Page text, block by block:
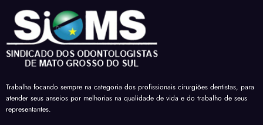
Dour
ados
receb
am a
ubrid
ade
r
terço
de
férias
sobre
verba
s
comp
o
uma
comi
Trabalha focando sempre na categoria dos profissionais cirurgiões dentistas, para
atender seus anseios por melhorias na qualidade de vida e do trabalho de seus
representantes.